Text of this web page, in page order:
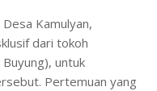
Kamulyan,
dari tokoh
untuk
Pertemuan yang